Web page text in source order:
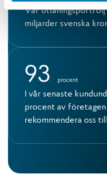
Vår utlåningsportfölj
miljarder svenska
93 procent
I vår senaste
procent av
rekommendera oss